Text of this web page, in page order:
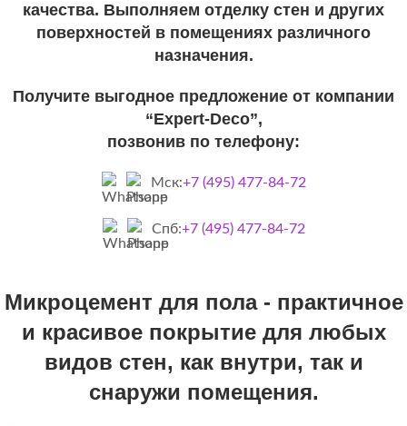
качества. Выполняем отделку стен и других
поверхностей в помещениях различного
назначения.
Получите выгодное предложение от компании
“Expert-Deco”,
позвонив по телефону:
Мск:+7 (495) 477-84-72
Спб:+7 (495) 477-84-72
Микроцемент для пола - практичное
и красивое покрытие для любых
видов стен, как внутри, так и
снаружи помещения.